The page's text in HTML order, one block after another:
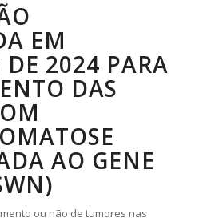
EM
DE 2024 PARA
DAS
AO GENE
ou não de tumores nas